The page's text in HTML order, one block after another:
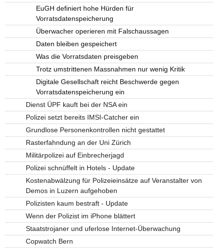
EuGH definiert hohe Hürden für
Vorratsdatenspeicherung
Überwacher operieren mit Falschaussagen
Daten bleiben gespeichert
Was die Vorratsdaten preisgeben
Trotz umstrittenen Massnahmen nur wenig Kritik
Digitale Gesellschaft reicht Beschwerde gegen
Vorratsdatenspeicherung ein
Dienst ÜPF kauft bei der NSA ein
Polizei setzt bereits IMSI-Catcher ein
Grundlose Personenkontrollen nicht gestattet
Rasterfahndung an der Uni Zürich
Militärpolizei auf Einbrecherjagd
Polizei schnüffelt in Hotels - Update
Kostenabwälzung für Polizeieinsätze auf Veranstalter von
Demos in Luzern aufgehoben
Polizisten kaum bestraft - Update
Wenn der Polizist im iPhone blättert
Staatstrojaner und uferlose Internet-Überwachung
Copwatch Bern